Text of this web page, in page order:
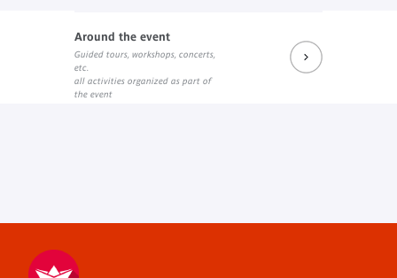
Comité du Film Ethnographique - Festival Jean Rouch
External link
Around the event
Guided tours, workshops, concerts,
etc.
all activities organized as part of
the event